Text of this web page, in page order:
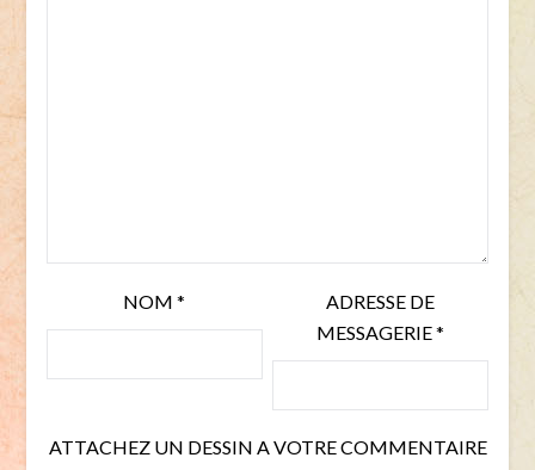
NOM*
ADRESSE DE
MESSAGERIE*
ATTACHEZ UN DESSIN A VOTRE COMMENTAIRE